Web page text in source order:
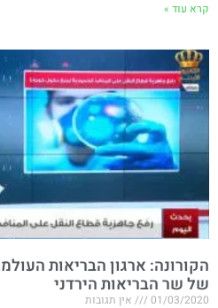
קרא עוד »
הקורונה: ארגון הבריאות
של שר הבריאות הירדני
01/03/2020 אין תגובות